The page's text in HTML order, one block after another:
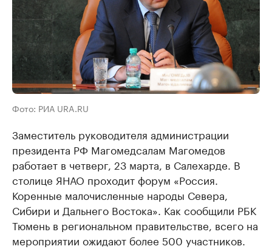
Фото: РИА URA.RU
Заместитель руководителя администрации
президента РФ Магомедсалам Магомедов
работает в четверг, 23 марта, в Салехарде. В
столице ЯНАО проходит форум «Россия.
Коренные малочисленные народы Севера,
Сибири и Дальнего Востока». Как сообщили РБК
Тюмень в региональном правительстве, всего на
мероприятии ожидают более 500 участников.